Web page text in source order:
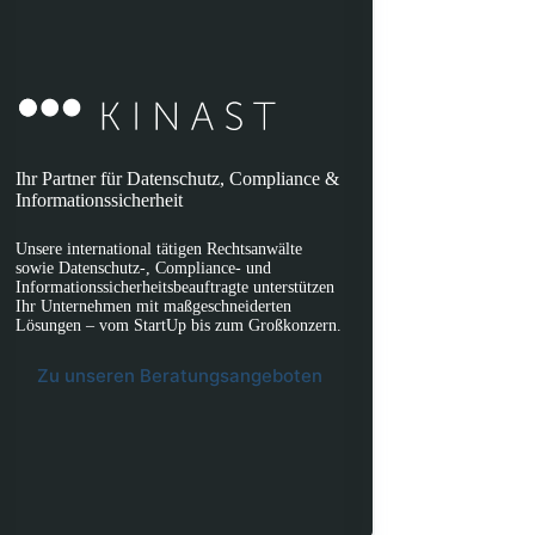
Ihr Partner für Datenschutz, Compliance &
Informationssicherheit
Unsere international tätigen Rechtsanwälte
sowie Datenschutz-, Compliance- und
Informationssicherheitsbeauftragte unterstützen
Ihr Unternehmen mit maßgeschneiderten
Lösungen – vom StartUp bis zum Großkonzern.
Zu unseren Beratungsangeboten